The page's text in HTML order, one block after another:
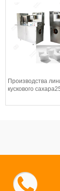
Производства
кускового